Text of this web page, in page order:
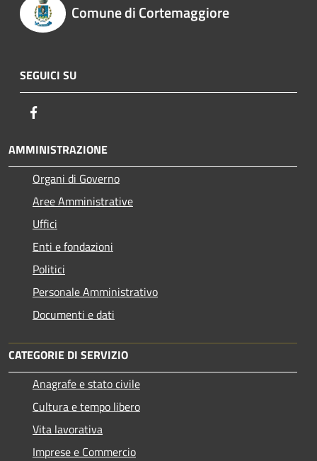
Comune di Cortemaggiore
SEGUICI SU
AMMINISTRAZIONE
Organi di Governo
Aree Amministrative
Uffici
Enti e fondazioni
Politici
Personale Amministrativo
Documenti e dati
CATEGORIE DI SERVIZIO
Anagrafe e stato civile
Cultura e tempo libero
Vita lavorativa
Imprese e Commercio